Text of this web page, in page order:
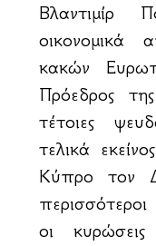
Βλαντιμίρ
κακών
Πρόεδρος
τέτοιες
τελικά
Κύπρο τον
οι